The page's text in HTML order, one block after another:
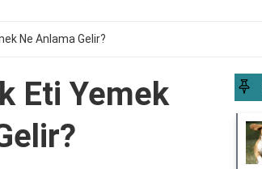
Ne Anlama Gelir?
Eti Yemek